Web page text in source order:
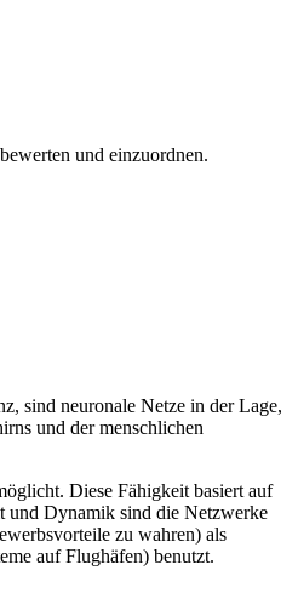
und einzuordnen.
sind neuronale Netze in der Lage,
und der menschlichen
Diese Fähigkeit basiert auf
und Dynamik sind die Netzwerke
zu wahren) als
auf Flughäfen) benutzt.